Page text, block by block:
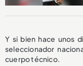
Y si bien hace unos
seleccionador
cuerpo técnico.